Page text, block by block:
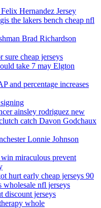
Hernandez Jersey
the lakers bench cheap nfl
Brad Richardson
sure cheap jerseys
take 7 may Elgton
and percentage increases
ainsley rodriguez new
catch Davon Godchaux
Lonnie Johnson
miraculous prevent
hurt early cheap jerseys 90
wholesale nfl jerseys
discount jerseys
whole